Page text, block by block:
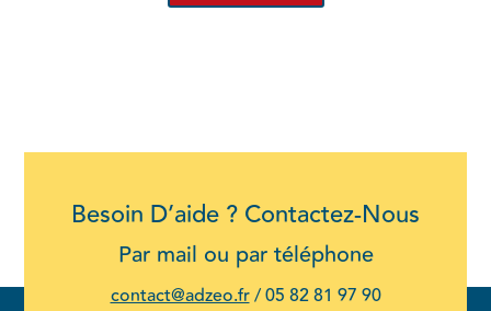
Besoin D’aide ? Contactez-Nous
Par mail ou par téléphone
contact@adzeo.fr/05 82 81 97 90